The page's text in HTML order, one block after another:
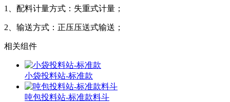
1、配料计量方式：失重式计量；
2、输送方式：正压压送式输送；
相关组件
小袋投料站-标准款
吨包投料站-标准款料斗